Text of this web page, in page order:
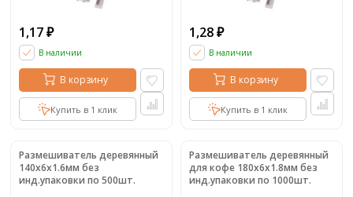
1,17 ₽
В наличии
В корзину
Купить в 1 клик
1,28 ₽
В наличии
В корзину
Купить в 1 клик
Размешиватель деревянный
140х6х1.6мм без
инд.упаковки по 500шт.
Размешиватель деревянный
для кофе 180х6х1.8мм без
инд.упаковки по 1000шт.